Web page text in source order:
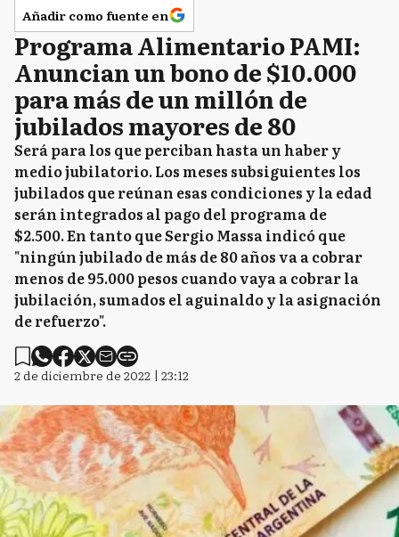
Añadir como fuente en
Programa Alimentario PAMI:
Anuncian un bono de $10.000
para más de un millón de
jubilados mayores de 80
Será para los que perciban hasta un haber y
medio jubilatorio. Los meses subsiguientes los
jubilados que reúnan esas condiciones y la edad
serán integrados al pago del programa de
$2.500. En tanto que Sergio Massa indicó que
"ningún jubilado de más de 80 años va a cobrar
menos de 95.000 pesos cuando vaya a cobrar la
jubilación, sumados el aguinaldo y la asignación
de refuerzo".
2 de diciembre de 2022 | 23:12